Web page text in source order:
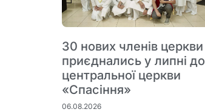
30 нових членів церкви
приєднались у липні до
центральної церкви
«Спасіння»
06.08.2026